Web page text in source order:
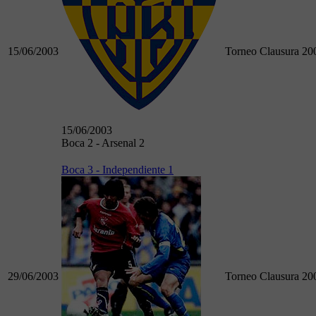
15/06/2003
15/06/2003
Boca 2 - Arsenal 2
Torneo Clausura
29/06/2003
Boca 3 - Independiente 1
Torneo Clausura